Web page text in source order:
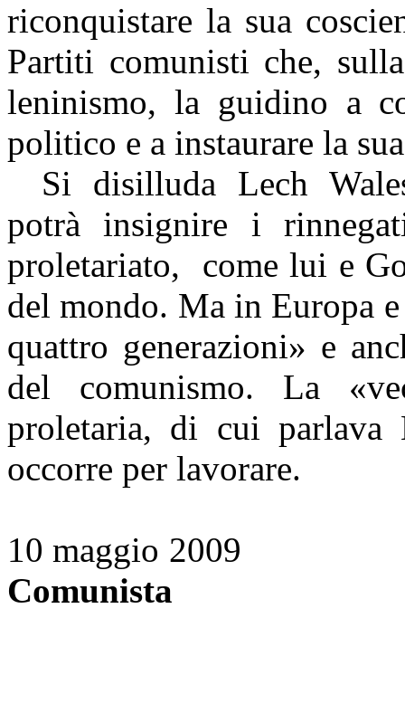
riconquistare la sua
Partiti comunisti che,
leninismo, la guidino a
politico e a instaurare la
Si disilluda Lech
potrà insignire i
proletariato,
come lui e
del mondo. Ma in Europa
quattro generazioni» e
del comunismo. La
proletaria, di cui
occorre per lavorare.
10 maggio 2009
Comunista